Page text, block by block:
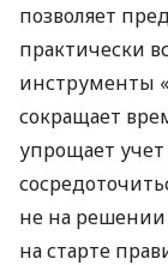
позволяет
практически
инструменты
сокращает
упрощает
не на решении
на старте